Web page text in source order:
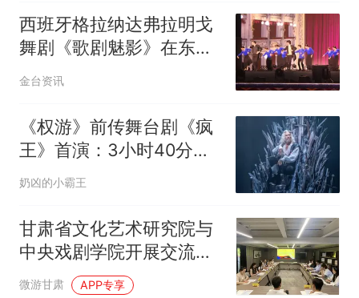
西班牙格拉纳达弗拉明戈
舞剧《歌剧魅影》在东方
市海上舞台精彩上演
金台资讯
《权游》前传舞台剧《疯
王》首演：3小时40分钟
沉浸式重现血色内战
奶凶的小霸王
甘肃省文化艺术研究院与
中央戏剧学院开展交流座
谈
微游甘肃 APP专享